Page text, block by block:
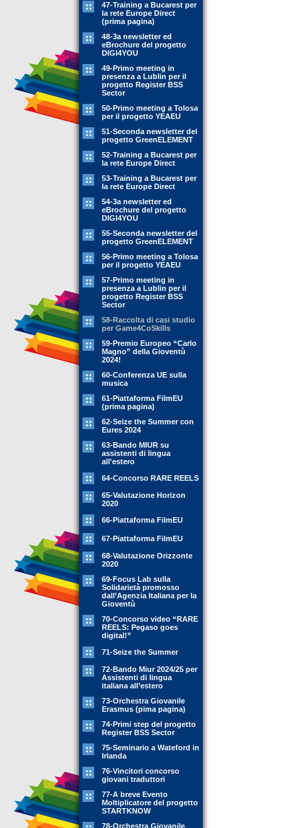
47-Training a Bucarest per
la rete Europe Direct
(prima pagina)
48-3a newsletter ed
eBrochure del progetto
DIGI4YOU
49-Primo meeting in
presenza a Lublin per il
progetto Register BSS
Sector
50-Primo meeting a Tolosa
per il progetto YEAEU
51-Seconda newsletter del
progetto GreenELEMENT
52-Training a Bucarest per
la rete Europe Direct
53-Training a Bucarest per
la rete Europe Direct
54-3a newsletter ed
eBrochure del progetto
DIGI4YOU
55-Seconda newsletter del
progetto GreenELEMENT
56-Primo meeting a Tolosa
per il progetto YEAEU
57-Primo meeting in
presenza a Lublin per il
progetto Register BSS
Sector
58-Raccolta di casi studio
per Game4CoSkills
59-Premio Europeo “Carlo
Magno” della Gioventù
2024!
60-Conferenza UE sulla
musica
61-Piattaforma FilmEU
(prima pagina)
62-Seize the Summer con
Eures 2024
63-Bando MIUR su
assistenti di lingua
all'estero
64-Concorso RARE REELS
65-Valutazione Horizon
2020
66-Piattaforma FilmEU
67-Piattaforma FilmEU
68-Valutazione Orizzonte
2020
69-Focus Lab sulla
Solidarietà promosso
dall’Agenzia Italiana per la
Gioventù
70-Concorso video “RARE
REELS: Pegaso goes
digital!”
71-Seize the Summer
72-Bando Miur 2024/25 per
Assistenti di lingua
italiana all’estero
73-Orchestra Giovanile
Erasmus (pima pagina)
74-Primi step del progetto
Register BSS Sector
75-Seminario a Wateford in
Irlanda
76-Vincitori concorso
giovani traduttori
77-A breve Evento
Moltiplicatore del progetto
STARTKNOW
78-Orchestra Giovanile